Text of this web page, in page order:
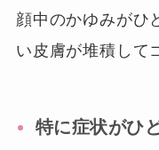
顔中のかゆみがひ
い皮膚が堆積して
特に症状がひ